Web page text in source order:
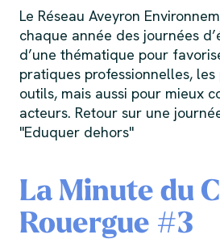
Le Réseau Aveyron
chaque année des journées
d’une thématique pour
pratiques professionnelles,
outils, mais aussi pour mieux
acteurs. Retour sur une
"Eduquer dehors"
La Minute du
Rouergue #3